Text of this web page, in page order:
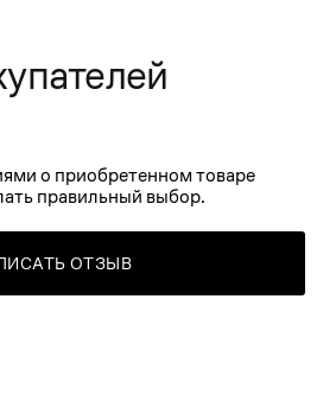
о приобретенном товаре
правильный выбор.
ОТЗЫВ